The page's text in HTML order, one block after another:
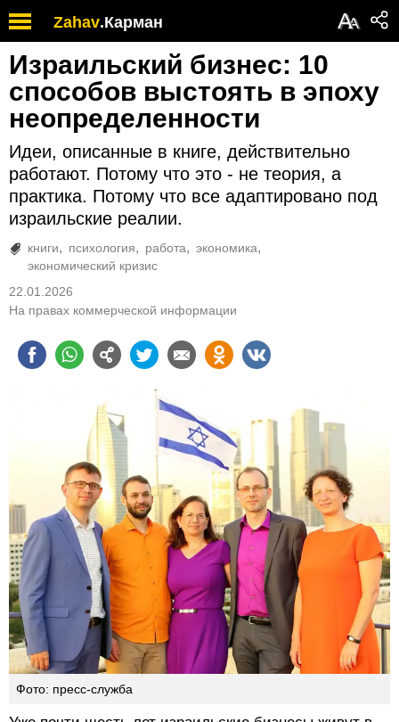
Zahav.Карман АА
Израильский бизнес: 10
способов выстоять в эпоху
неопределенности
Идеи, описанные в книге, действительно
работают. Потому что это - не теория, а
практика. Потому что все адаптировано под
израильские реалии.
книги психология работа
экономика
экономический кризис
22.01.2026
На правах коммерческой информации
Фото: пресс-служба